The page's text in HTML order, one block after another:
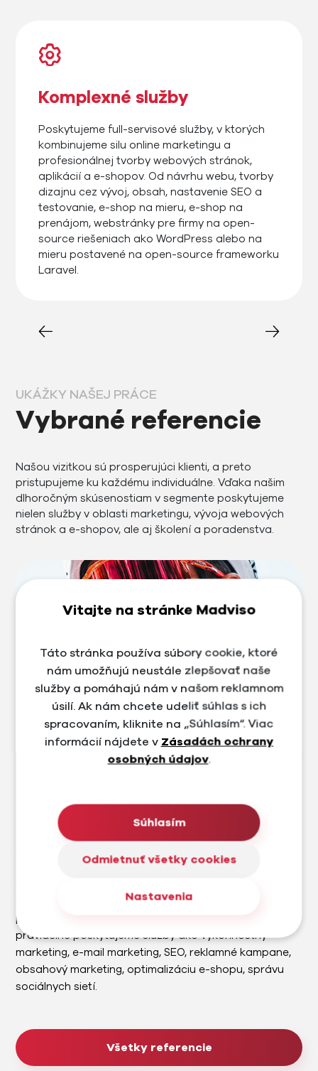
Komplexné služby
Poskytujeme full-servisové služby, v ktorých
kombinujeme silu online marketingu a
profesionálnej tvorby webových stránok,
aplikácií a e-shopov. Od návrhu webu, tvorby
dizajnu cez vývoj, obsah, nastavenie SEO a
testovanie, e-shop na mieru, e-shop na
prenájom, webstránky pre firmy na open-
source riešeniach ako WordPress alebo na
mieru postavené na open-source frameworku
Laravel.
UKÁŽKY NAŠEJ PRÁCE
Vybrané referencie
Našou vizitkou sú prosperujúci klienti, a preto
pristupujeme ku každému individuálne. Vďaka našim
dlhoročným skúsenostiam v segmente poskytujeme
nielen služby v oblasti marketingu, vývoja webových
stránok a e-shopov, ale aj školení a poradenstva.
Trenujeme
Trenujeme.sk je e-shop a predajňa v Bratislave, ktorá
značky. Na úvod sme navrhli nový brand a dizajn e-
shop na mieru s množstvom custom funkcií a
prepojení na externé služby. Pre značku Trenujeme
pravidelne poskytujeme služby ako výkonnostný
marketing, e-mail marketing, SEO, reklamné kampane,
obsahový marketing, optimalizáciu e-shopu, správu
sociálnych sietí.
Všetky referencie
Vitajte na stránke Madviso
Táto stránka používa súbory cookie, ktoré
nám umožňujú neustále zlepšovať naše
služby a pomáhajú nám v našom reklamnom
úsilí. Ak nám chcete udeliť súhlas s ich
spracovaním, kliknite na „Súhlasím“. Viac
informácií nájdete v Zásadách ochrany
osobných údajov.
Súhlasím
Odmietnuť všetky cookies
Nastavenia